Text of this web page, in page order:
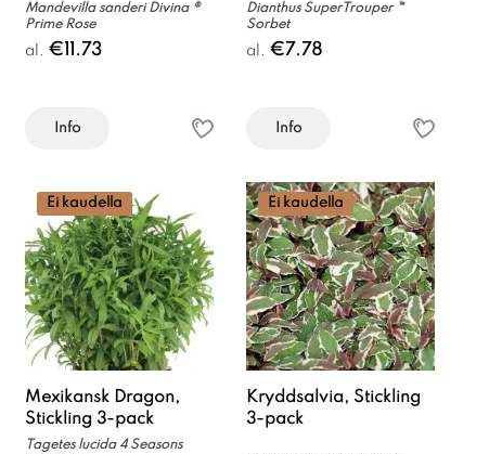
Mandevilla sanderi Divina ®
Prime Rose
al. €11.73
Info
Dianthus SuperTrouper ™
Sorbet
al. €7.78
Info
Ei kaudella
Mexikansk Dragon,
Stickling 3-pack
Tagetes lucida 4 Seasons
Ei kaudella
Kryddsalvia, Stickling
3-pack